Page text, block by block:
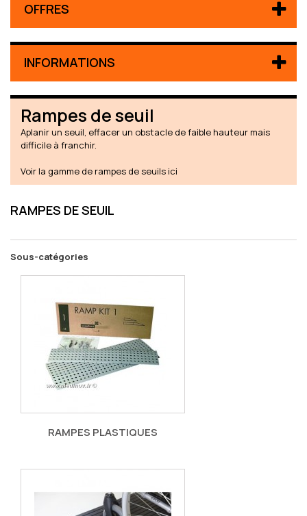
OFFRES
INFORMATIONS
Rampes de seuil
Aplanir un seuil, effacer un obstacle de faible hauteur mais
difficile à franchir.
Voir la gamme de rampes de seuils ici
RAMPES DE SEUIL
Sous-catégories
RAMPES PLASTIQUES